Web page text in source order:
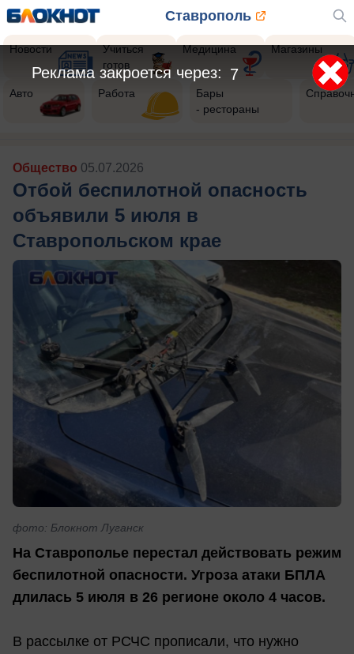
Ставрополь
Новости
Учиться
готов
Медицина Магазины
Авто Работа
Бары
- рестораны
Общество 05.07.2026
Отбой беспилотной опасность
объявили 5 июля в
Ставропольском крае
фото: Блокнот Луганск
На Ставрополье перестал действовать режим
беспилотной опасности. Угроза атаки БПЛА
длилась 5 июля в 26 регионе около 4 часов.
В рассылке от РСЧС прописали, что нужно
5
Реклама закроется через: